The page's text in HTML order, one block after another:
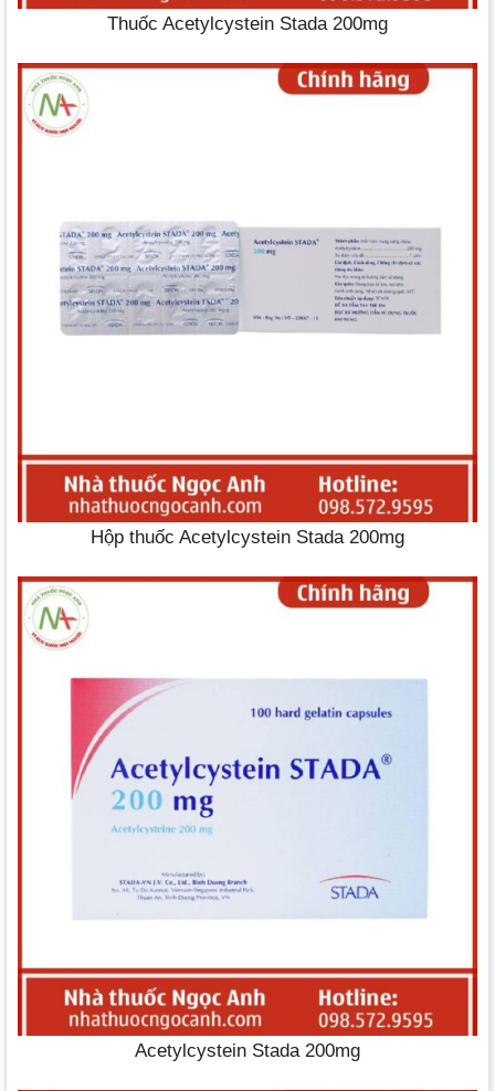
Thuốc Acetylcystein Stada 200mg
Hộp thuốc Acetylcystein Stada 200mg
Acetylcystein Stada 200mg